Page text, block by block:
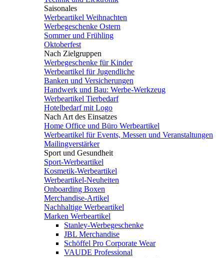
Saisonales
Werbeartikel Weihnachten
Werbegeschenke Ostern
Sommer und Frühling
Oktoberfest
Nach Zielgruppen
Werbegeschenke für Kinder
Werbeartikel für Jugendliche
Banken und Versicherungen
Handwerk und Bau: Werbe-Werkzeug
Werbeartikel Tierbedarf
Hotelbedarf mit Logo
Nach Art des Einsatzes
Home Office und Büro Werbeartikel
Werbeartikel für Events, Messen und Veranstaltungen
Mailingverstärker
Sport und Gesundheit
Sport-Werbeartikel
Kosmetik-Werbeartikel
Werbeartikel-Neuheiten
Onboarding Boxen
Merchandise-Artikel
Nachhaltige Werbeartikel
Marken Werbeartikel
Stanley-Werbegeschenke
JBL Merchandise
Schöffel Pro Corporate Wear
VAUDE Professional